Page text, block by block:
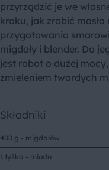
przyrządzić je we
kroku, jak zrobić masło
przygotowania
migdały i blender. Do
jest robot o dużej
zmieleniem twardych
Składniki
400 g - migdałów
1 łyżka - miodu